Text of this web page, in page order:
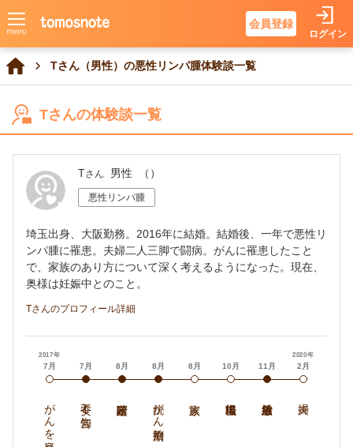
会員登録
ログイン
Tさん（男性）の悪性リンパ腫体験談一覧
Tさんの体験談一覧
Tさん 男性 （）
悪性リンパ腫
埼玉出身、大阪勤務。2016年に結婚。結婚後、一年で悪性リ
ンパ腫に罹患。夫婦二人三脚で闘病。がんに罹患したこと
で、家族のあり方について深く考えるようになった。現在、
奥様は妊娠中とのこと。
Tさんのプロフィール詳細
2017年
7月
がんを疑う
7月
不安と告知
8月 8月
抗がん剤治療
8月 10月 11月
2020年
2月